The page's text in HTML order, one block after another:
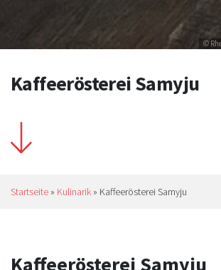
©
Kaffeerösterei Samyju
Startseite » Kulinarik » Kaffeerösterei Samyju
Kaffeerösterei Samyju